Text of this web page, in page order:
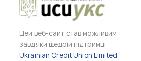
Цей веб-сайт став можливим
завдяки щедрій підтримці
Ukrainian Credit Union Limited